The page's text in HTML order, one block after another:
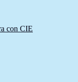
con CIE